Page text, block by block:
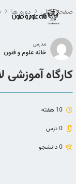
بهصفحه اصلی دوره ها
مدرس
خانه علوم و فنون
کارگاه
10 هفته
0 درس
0 دانشجو